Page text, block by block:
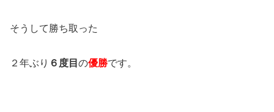
そうして勝ち取った
２年ぶり ６度目 の優勝です。